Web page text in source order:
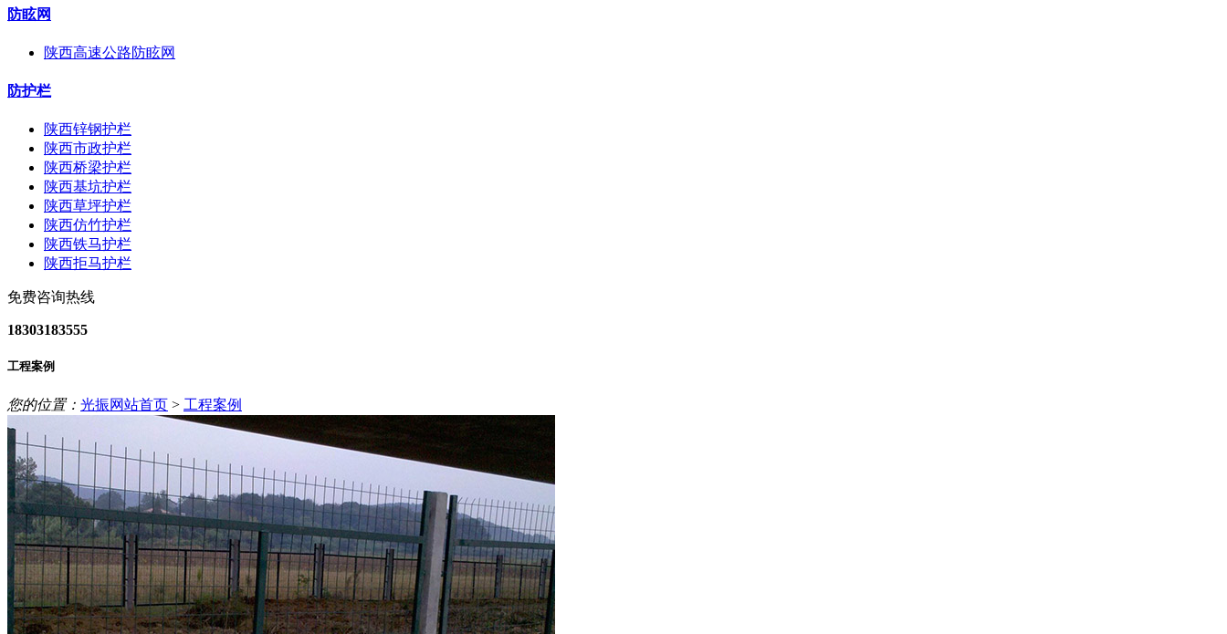
防眩网
陕西高速公路防眩网
防护栏
陕西锌钢护栏
陕西市政护栏
陕西桥梁护栏
陕西基坑护栏
陕西草坪护栏
陕西仿竹护栏
陕西铁马护栏
陕西拒马护栏
免费咨询热线
18303183555
工程案例
您的位置： 光振网站首页 > 工程案例